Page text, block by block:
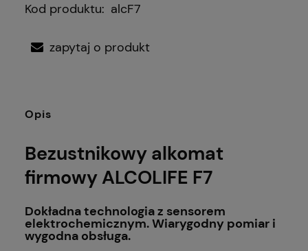
Kod produktu: alcF7
zapytaj o produkt
Opis
Bezustnikowy alkomat
firmowy ALCOLIFE F7
Dokładna technologia z sensorem
elektrochemicznym. Wiarygodny pomiar i
wygodna obsługa.